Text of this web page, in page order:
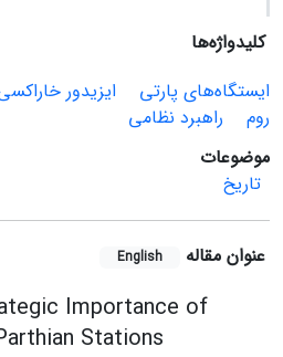
کلیدواژه‌ها
ایستگاه‌های پارتی
ایزیدور
روم
راهبرد نظامی
موضوعات
تاریخ
عنوان مقاله English
Importance of
Stations